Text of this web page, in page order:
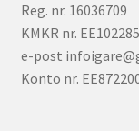
Reg. nr. 16036709
KMKR nr.
e-post
Konto nr.